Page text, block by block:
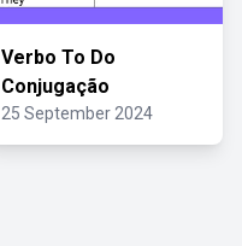
Verbo To Do
Conjugação
25 September 2024